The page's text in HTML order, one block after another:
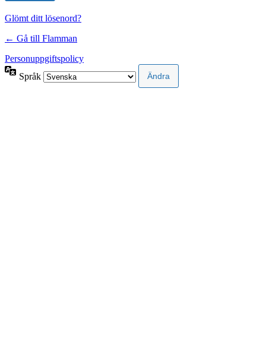
Glömt ditt lösenord?
← Gå till Flamman
Personuppgiftspolicy
Språk